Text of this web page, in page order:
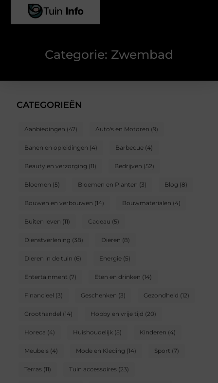
Categorie: Zwembad
CATEGORIEËN
Aanbiedingen (47) Auto's en Motoren (9)
Banen en opleidingen (4) Barbecue (4)
Beauty en verzorging (11) Bedrijven (52)
Bloemen (5) Bloemen en Planten (3) Blog (8)
Bouwen en verbouwen (14) Bouwmaterialen (4)
Buiten leven (11) Cadeau (5)
Dienstverlening (38) Dieren (8)
Dieren in de tuin (6) Energie (5)
Entertainment (7) Eten en drinken (14)
Financieel (3) Geschenken (3) Gezondheid (12)
Groothandel (14) Hobby en vrije tijd (20)
Horeca (4) Huishoudelijk (5) Kinderen (4)
Meubels (4) Mode en Kleding (14) Sport (7)
Terras (11) Tuin accessoires (23)